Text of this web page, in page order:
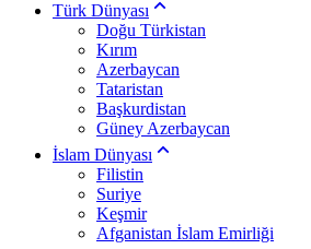
Türk Dünyası
Doğu Türkistan
Kırım
Azerbaycan
Tataristan
Başkurdistan
Güney Azerbaycan
İslam Dünyası
Filistin
Suriye
Keşmir
Afganistan İslam Emirliği